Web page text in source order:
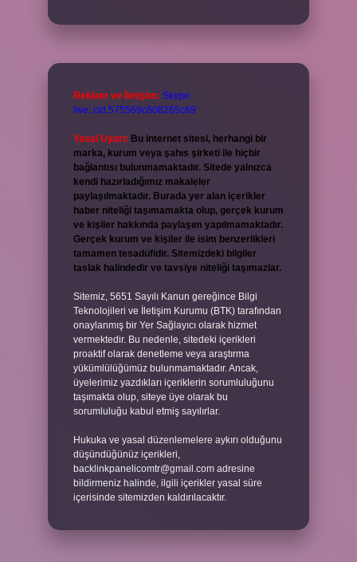
Reklam ve İletişim: Skype:
live:.cid.575569c608265c69
Yasal Uyarı: Bu internet sitesi, herhangi bir
marka, kurum veya şahıs şirketi ile hiçbir
bağlantısı bulunmamaktadır. Sitede yalnızca
kendi hazırladığımız makaleler
paylaşılmaktadır. Burada yer alan içerikler
haber niteliği taşımamakta olup, gerçek kurum
ve kişiler hakkında paylaşım yapılmamaktadır.
Gerçek kurum ve kişiler ile isim benzerlikleri
tamamen tesadüfidir. Sitemizdeki bilgiler
taslak halindedir ve tavsiye niteliği taşımazlar.
Sitemiz, 5651 Sayılı Kanun gereğince Bilgi
Teknolojileri ve İletişim Kurumu (BTK) tarafından
onaylanmış bir Yer Sağlayıcı olarak hizmet
vermektedir. Bu nedenle, sitedeki içerikleri
proaktif olarak denetleme veya araştırma
yükümlülüğümüz bulunmamaktadır. Ancak,
üyelerimiz yazdıkları içeriklerin sorumluluğunu
taşımakta olup, siteye üye olarak bu
sorumluluğu kabul etmiş sayılırlar.
Hukuka ve yasal düzenlemelere aykırı olduğunu
düşündüğünüz içerikleri,
backlinkpanelicomtr@gmail.com adresine
bildirmeniz halinde, ilgili içerikler yasal süre
içerisinde sitemizden kaldırılacaktır.